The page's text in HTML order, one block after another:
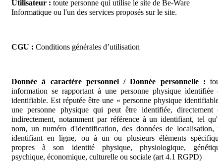
Utilisateur : toute personne qui utilise le site de Be-Ware
Informatique ou l'un des services proposés sur le site.
CGU : Conditions générales d’utilisation
Donnée à caractère personnel / Donnée personnelle :
information se rapportant à une personne physique identifiée
identifiable. Est réputée être une « personne physique identifiable
une personne physique qui peut être identifiée, directement
indirectement, notamment par référence à un identifiant, tel
nom, un numéro d'identification, des données de localisation,
identifiant en ligne, ou à un ou plusieurs éléments
propres à son identité physique, physiologique,
psychique, économique, culturelle ou sociale (art 4.1 RGPD)